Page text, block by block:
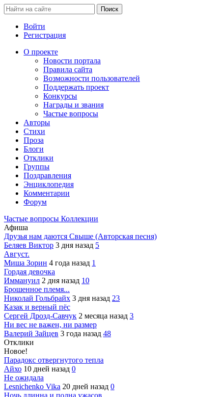
Войти
Регистрация
О проекте
Новости портала
Правила сайта
Возможности пользователей
Поддержать проект
Конкурсы
Награды и звания
Частые вопросы
Авторы
Стихи
Проза
Блоги
Отклики
Группы
Поздравления
Энциклопедия
Комментарии
Форум
Частые вопросы Коллекции
Афиша
Друзья нам даются Свыше (Авторская песня)
Беляев Виктор 3 дня назад 5
Август.
Миша Зорин 4 года назад 1
Гордая девочка
Иммануил 2 дня назад 10
Брошенное племя...
Николай Гольбрайх 3 дня назад 23
Казак и верный пёс
Сергей Дрозд-Савчук 2 месяца назад 3
Ни вес не важен, ни размер
Валерий Зайцев 3 года назад 48
Отклики
Новое!
Парадокс отвергнутого тепла
Айхо 10 дней назад 0
Не ожидала
Lesnichenko Vika 20 дней назад 0
Ночь длинна и полна ужасов